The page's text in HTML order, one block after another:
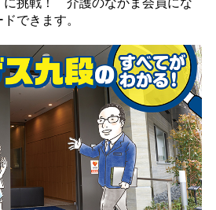
に挑戦！ 介護のなかま会員にな
できます。